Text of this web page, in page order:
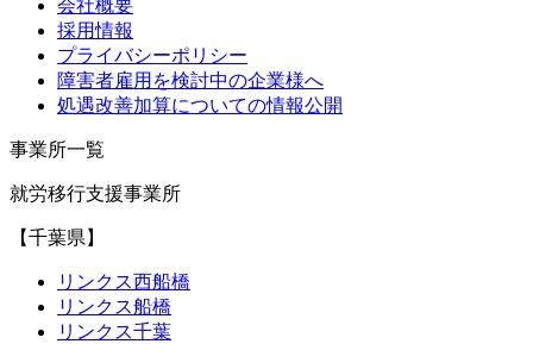
会社概要
採用情報
プライバシーポリシー
障害者雇用を検討中の企業様へ
処遇改善加算についての情報公開
事業所一覧
就労移行支援事業所
【千葉県】
リンクス西船橋
リンクス船橋
リンクス千葉